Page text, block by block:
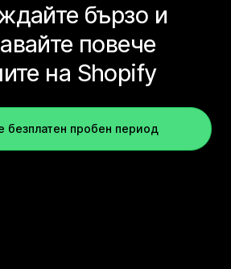
бързо и
повече
на Shopify
безплатен пробен период